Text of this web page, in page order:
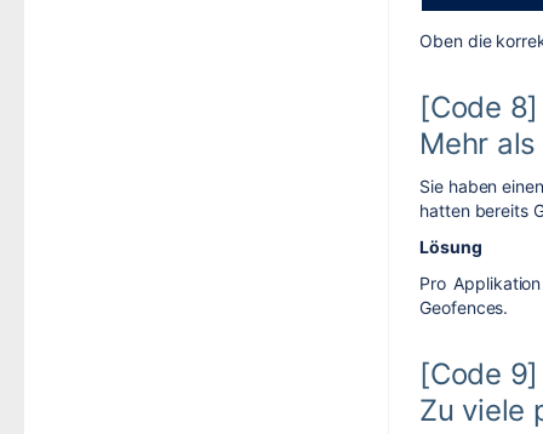
Oben die
[Code
Mehr
Sie haben
hatten bereits
Lösung
Pro
Geofences.
[Code
Zu viele